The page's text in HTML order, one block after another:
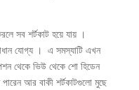
সব শর্টকাট হয়ে যায় ।
যোগ্য । এ সমস্যাটি এখন
থেকে ভিউ থেকে শো হিডেন
আর বাকী শর্টকাটগুলো মুছে